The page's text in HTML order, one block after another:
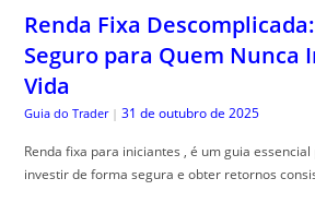
Renda Fixa
Seguro para Quem Nunca
Vida
Guia do Trader | 31 de outubro de 2025
Renda fixa para iniciantes , é um guia
investir de forma segura e obter retornos